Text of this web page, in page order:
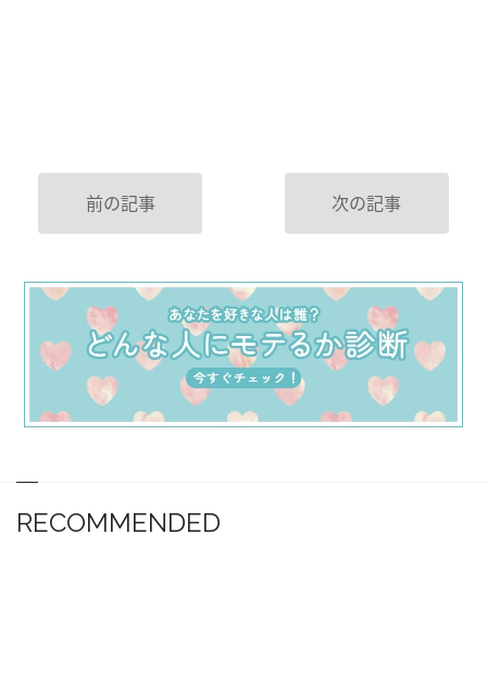
前の記事 次の記事
RECOMMENDED